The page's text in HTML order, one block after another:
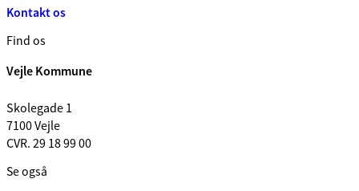
Kontakt os
Find os
Vejle Kommune
Skolegade 1
7100 Vejle
CVR. 29 18 99 00
Se også